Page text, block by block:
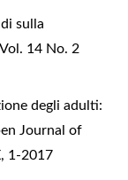
sulla
14 No. 2
degli adulti:
Journal of
1-2017